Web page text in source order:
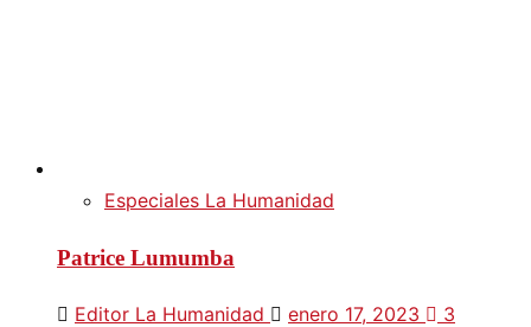
Especiales La Humanidad
Patrice Lumumba
Editor La Humanidad enero 17, 2023 3